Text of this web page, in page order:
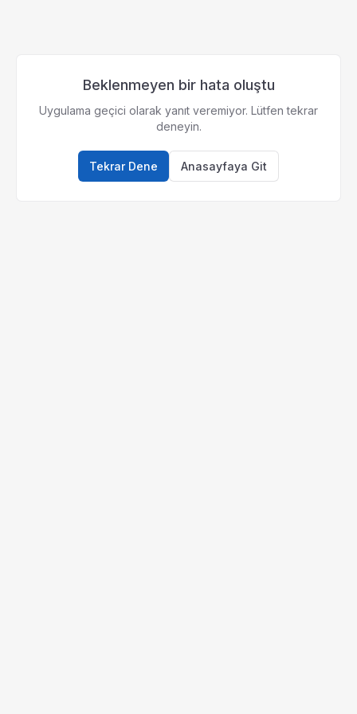
Beklenmeyen bir hata oluştu
Uygulama geçici olarak yanıt veremiyor. Lütfen tekrar
deneyin.
Tekrar Dene Anasayfaya Git